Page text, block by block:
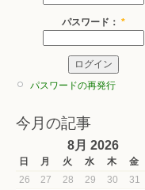
パスワード： *
パスワードの再発行
今月の記事
8月 2026
日 月 火 水 木 金
26
27 28 29 30 31